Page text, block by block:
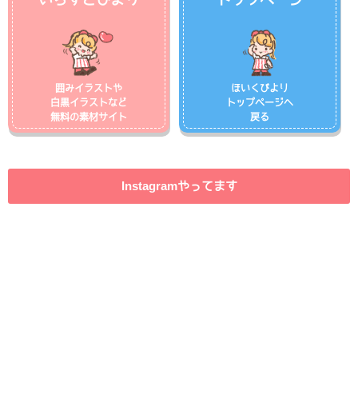
囲みイラストや
白黒イラストなど
無料の素材サイト
ほいくびより
トップページへ
戻る
Instagramやってます